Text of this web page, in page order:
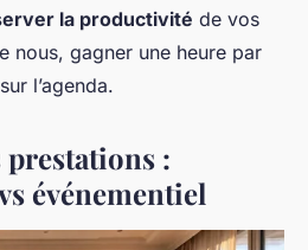
la productivité de vos
nous, gagner une heure par
l’agenda.
:
événementiel